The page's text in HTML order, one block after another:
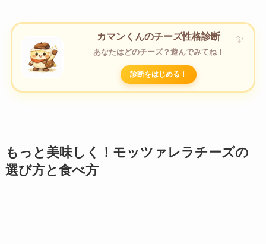
カマンくんのチーズ性格診断
あなたはどのチーズ？遊んでみてね！
診断をはじめる！
もっと美味しく！モッツァレラチーズの
選び方と食べ方